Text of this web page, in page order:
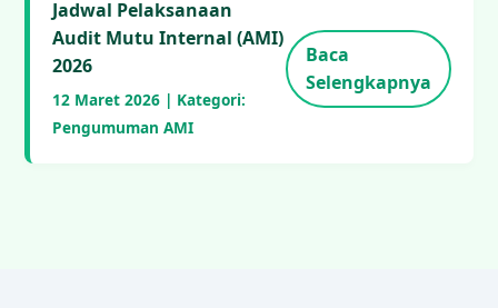
Jadwal Pelaksanaan
Audit Mutu Internal (AMI)
2026
12 Maret 2026 | Kategori:
Pengumuman AMI
Baca
Selengkapnya